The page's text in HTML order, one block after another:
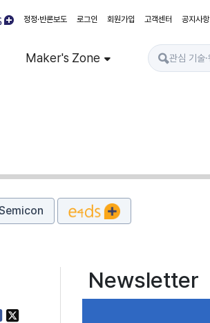
정정·반론보도 로그인 회원가입 고객센터 공지사항
Maker's Zone
Newsletter